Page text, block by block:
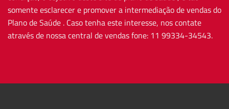
somente esclarecer e promover a intermediação de vendas do
Plano de Saúde . Caso tenha este interesse, nos contate
através de nossa central de vendas fone: 11 99334-34543.